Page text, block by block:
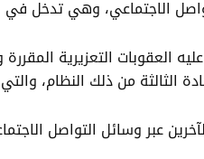
الاجتماعي، وهي تدخل في
العقوبات التعزيرية
الثالثة من ذلك النظام،
عبر وسائل التواصل الاجتماعي